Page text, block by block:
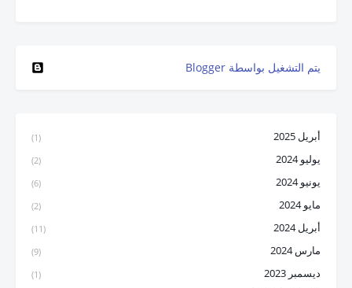
‏يتم التشغيل بواسطة Blogger
أبريل 2025 (1)
يوليو 2024 (2)
يونيو 2024 (6)
مايو 2024 (2)
أبريل 2024 (11)
مارس 2024 (9)
ديسمبر 2023 (1)